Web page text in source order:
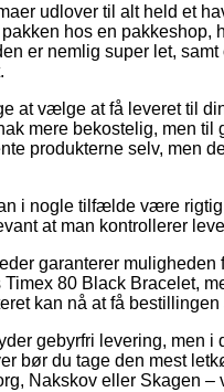
udlover til alt held et
hos en
er nemlig super let,
at vælge at få leveret til
mere bekostelig, men
produkterne selv, men
i nogle tilfælde være
at man kontrollerer
garanterer
80 Black Bracelet,
kan nå at få
gebyrfri levering, men
bør du tage den mest
Nakskov eller Skagen